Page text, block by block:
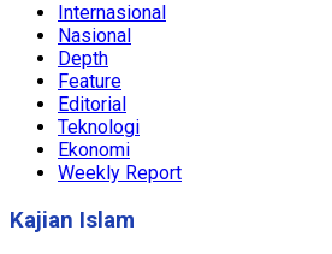
Internasional
Nasional
Depth
Feature
Editorial
Teknologi
Ekonomi
Weekly Report
Kajian Islam